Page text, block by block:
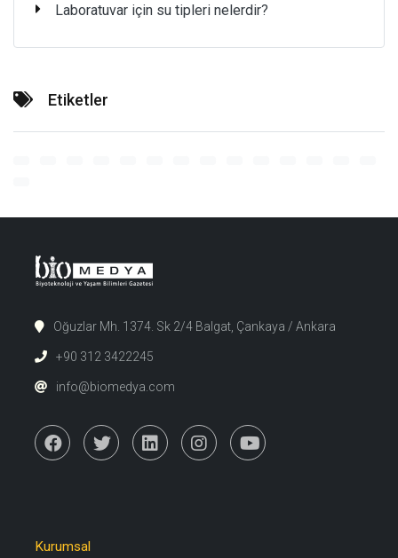
Laboratuvar için su tipleri nelerdir?
Etiketler
Oğuzlar Mh. 1374. Sk 2/4 Balgat, Çankaya / Ankara
+90 312 3422245
info@biomedya.com
Kurumsal